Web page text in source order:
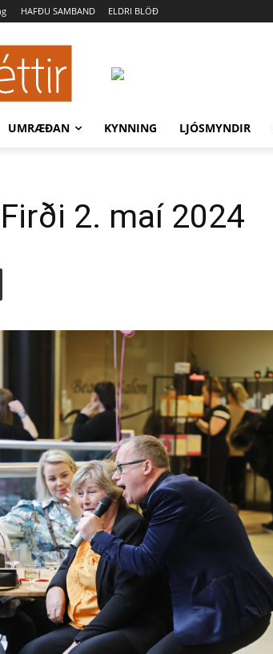
HAFÐU SAMBAND ELDRI BLÖÐ
UMRÆÐAN KYNNING LJÓSMYNDIR
2. maí 2024